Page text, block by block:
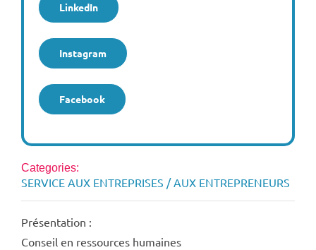
LinkedIn
Instagram
Facebook
Categories:
SERVICE AUX ENTREPRISES / AUX ENTREPRENEURS
Présentation :
Conseil en ressources humaines